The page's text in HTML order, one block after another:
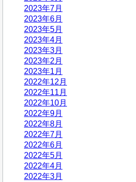
2023年7月
2023年6月
2023年5月
2023年4月
2023年3月
2023年2月
2023年1月
2022年12月
2022年11月
2022年10月
2022年9月
2022年8月
2022年7月
2022年6月
2022年5月
2022年4月
2022年3月